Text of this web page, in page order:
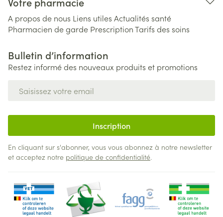
A propos de nous Liens utiles Actualités santé
Pharmacien de garde PrescriptionTarifs des soins
Bulletin d’information
Restez informé des nouveaux produits et promotions
Inscription
En cliquant sur s'abonner, vous vous abonnez à notre newsletter
et acceptez notre politique de confidentialité.